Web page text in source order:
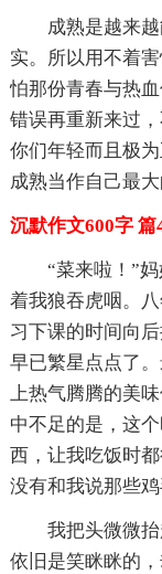
成熟是越来
实。所以用不着
怕那份青春与热
错误再重新来过
你们年轻而且极
成熟当作自己最
沉默作文600字 篇
“菜来啦！”
着我狼吞虎咽。
习下课的时间向
早已繁星点点了
上热气腾腾的美
中不足的是，这
西，让我吃饭时
没有和我说那些鸡
我把头微微
依旧是笑眯眯的